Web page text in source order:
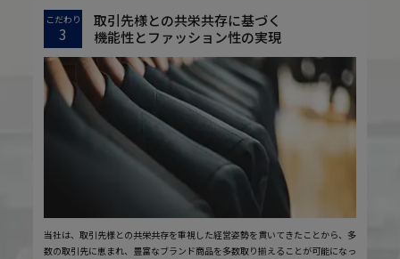
こだわり
3
取引先様との共栄共存に基づく
機能性とファッション性の実現
当社は、取引先様との共栄共存を重視した経営姿勢を貫いてきたことから、多
数の取引先に恵まれ、豊富なブランド商品を多数取り揃えることが可能になっ